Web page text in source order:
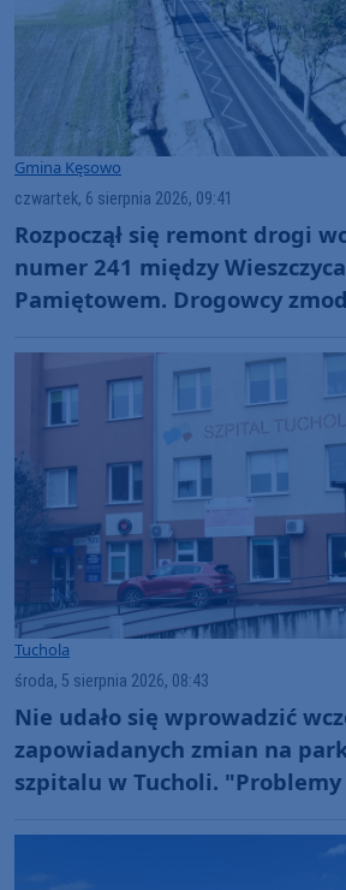
Gmina Kęsowo
czwartek, 6 sierpnia 2026, 09:41
Rozpoczął się remont drogi
numer 241 między
Pamiętowem. Drogowcy
Tuchola
środa, 5 sierpnia 2026, 08:43
Nie udało się wprowadzić
zapowiadanych zmian na
szpitalu w Tucholi. "Problemy